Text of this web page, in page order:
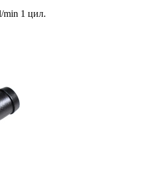
min 1 цил.